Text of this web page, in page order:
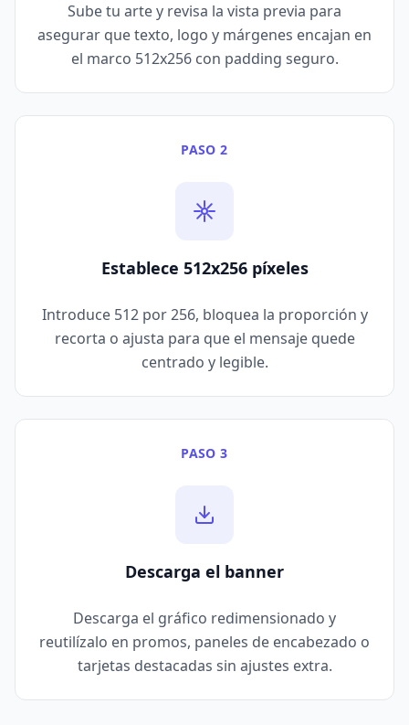
Sube tu arte y revisa la vista previa para
asegurar que texto, logo y márgenes encajan en
el marco 512x256 con padding seguro.
PASO 2
Establece 512x256 píxeles
Introduce 512 por 256, bloquea la proporción y
recorta o ajusta para que el mensaje quede
centrado y legible.
PASO 3
Descarga el banner
Descarga el gráfico redimensionado y
reutilízalo en promos, paneles de encabezado o
tarjetas destacadas sin ajustes extra.